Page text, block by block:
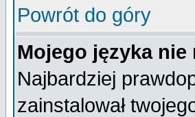
Powrót do góry
Mojego języka nie
Najbardziej
zainstalował